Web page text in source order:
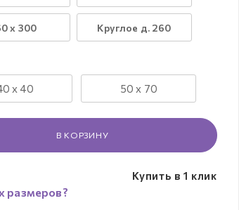
х 300 Круглое д. 260
х 40 50 х 70
В КОРЗИНУ
Купить в 1 клик
размеров?